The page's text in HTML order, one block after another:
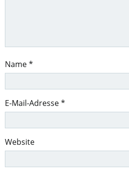
Name*
E-Mail-Adresse*
Website